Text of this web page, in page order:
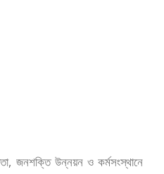
জনশক্তি উন্নয়ন ও কর্মসংস্থানে